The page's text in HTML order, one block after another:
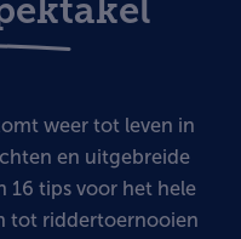
weer tot leven in
en uitgebreide
16 tips voor het hele
tot riddertoernooien